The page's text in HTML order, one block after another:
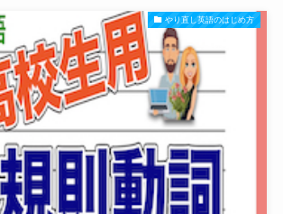
やり直し英語のはじめ方